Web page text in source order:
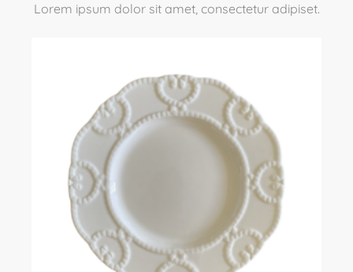
Lorem ipsum dolor sit amet, consectetur adipiset.